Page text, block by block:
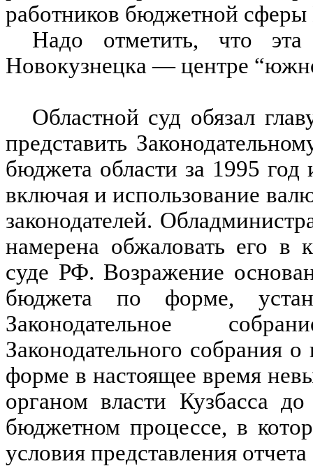
работников бюджетной сферы
Надо отметить, что
Новокузнецка — центре
Областной суд обязал
представить
бюджета области за 1995
включая и использование
законодателей.
намерена обжаловать его в
суде РФ. Возражение
бюджета по форме,
Законодательное
Законодательного собрания
форме в настоящее время
органом власти Кузбасса
бюджетном процессе, в
условия представления